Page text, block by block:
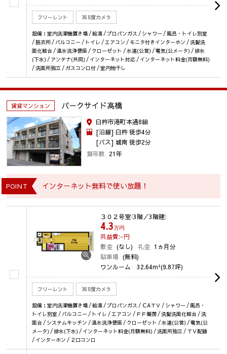
フリーレント 360度カメラ
設備：室内洗濯機置き場 / 給湯 / プロパンガス / シャワー / 風呂・トイレ別室
/ 脱衣所 / バルコニー / トイレ / エアコン / モニタ付きインターホン / 洗髪洗
面化粧台 / 温水洗浄便座 / クローゼット / 水道(公営) / 電気(公メータ) / 排水
(下水) / アンテナ(共同) / インターネット対応 / インターネット料金(月額無料)
/ 洗面所独立 / ガスコンロ付 / 室内物干し
賃貸マンション パークサイド高橋
臼杵市港町本通8組
[沿線] 臼杵 徒歩4分
[バス] 城南 徒歩2分
築年数 21年
POINT インターネット無料で使い放題！
３０２号室（3階／3階建）
4.3万円
共益費:-円
敷金 (なし) 礼金 1ヵ月分
駐車場 (無料)
ワンルーム 32.64m²(9.87坪)
フリーレント 360度カメラ
設備：室内洗濯機置き場 / 給湯 / プロパンガス / ＣAＴＶ / シャワー / 風呂・
トイレ別室 / バルコニー / トイレ / エアコン / ＦＦ暖房 / 洗髪洗面化粧台 / 洗
面台 / システムキッチン / 温水洗浄便座 / クローゼット / 水道(公営) / 電気(公
メータ) / 排水(下水) / インターネット料金(月額無料) / 洗面所独立 / ＴＶ配線
/ インターホン / ２口コンロ